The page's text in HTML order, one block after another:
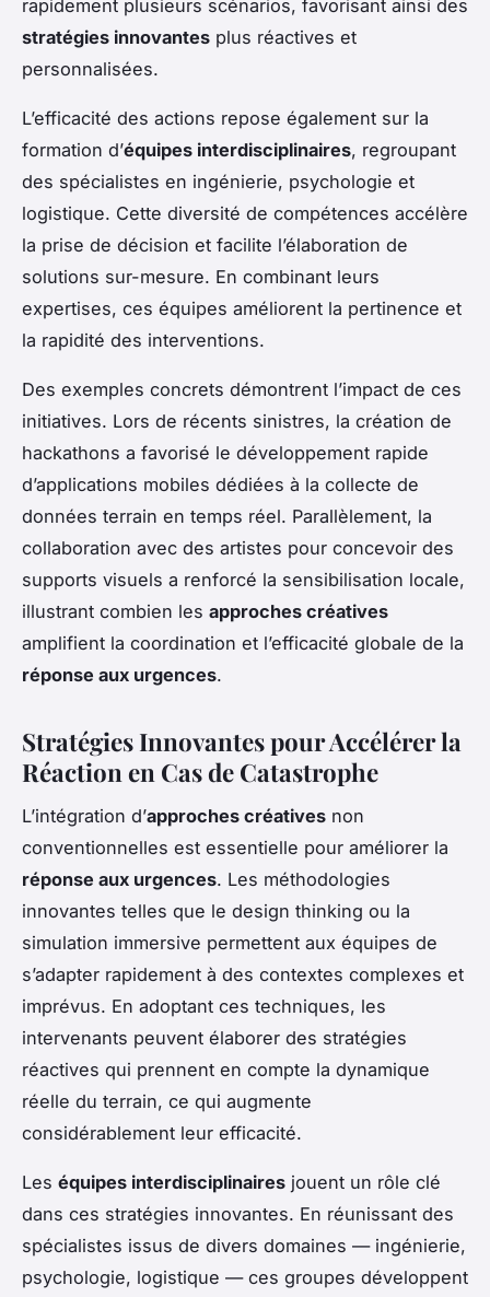
rapidement plusieurs scénarios, favorisant ainsi des
stratégies innovantes plus réactives et
personnalisées.
L’efficacité des actions repose également sur la
formation d’équipes interdisciplinaires, regroupant
des spécialistes en ingénierie, psychologie et
logistique. Cette diversité de compétences accélère
la prise de décision et facilite l’élaboration de
solutions sur-mesure. En combinant leurs
expertises, ces équipes améliorent la pertinence et
la rapidité des interventions.
Des exemples concrets démontrent l’impact de ces
initiatives. Lors de récents sinistres, la création de
hackathons a favorisé le développement rapide
d’applications mobiles dédiées à la collecte de
données terrain en temps réel. Parallèlement, la
collaboration avec des artistes pour concevoir des
supports visuels a renforcé la sensibilisation locale,
illustrant combien les approches créatives
amplifient la coordination et l’efficacité globale de la
réponse aux urgences.
Stratégies Innovantes pour Accélérer la
Réaction en Cas de Catastrophe
L’intégration d’approches créatives non
conventionnelles est essentielle pour améliorer la
réponse aux urgences. Les méthodologies
innovantes telles que le design thinking ou la
simulation immersive permettent aux équipes de
s’adapter rapidement à des contextes complexes et
imprévus. En adoptant ces techniques, les
intervenants peuvent élaborer des stratégies
réactives qui prennent en compte la dynamique
réelle du terrain, ce qui augmente
considérablement leur efficacité.
Les équipes interdisciplinaires jouent un rôle clé
dans ces stratégies innovantes. En réunissant des
spécialistes issus de divers domaines — ingénierie,
psychologie, logistique — ces groupes développent